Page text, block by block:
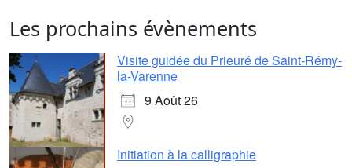
Les prochains évènements
Visite guidée du Prieuré de Saint-Rémy-
la-Varenne
9 Août 26
Initiation à la calligraphie